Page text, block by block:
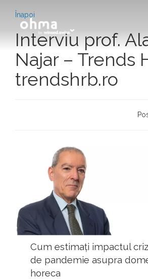
Înapoi
Interviu prof.
Najar – Trends
trendshrb.ro
Cum estimați impactul
de pandemie asupra
horeca